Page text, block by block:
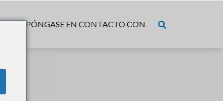
PÓNGASE EN CONTACTO CON